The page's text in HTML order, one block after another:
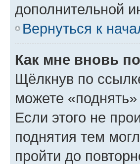
дополнительной
Вернуться к
Как мне вновь
Щёлкнув по
можете
Если этого не
поднятия тем
пройти до